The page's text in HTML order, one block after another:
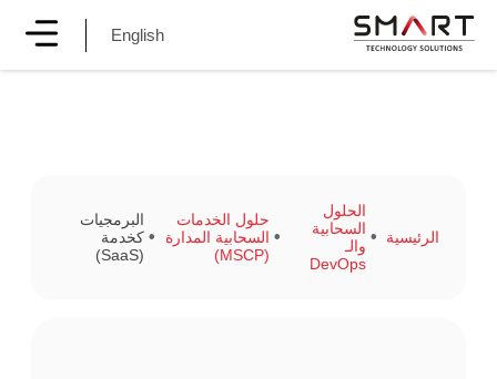
English
الرئيسية
الحلول
السحابية
والـ
DevOps
حلول الخدمات
السحابية المدارة
(MSCP)
البرمجيات
كخدمة
(SaaS)